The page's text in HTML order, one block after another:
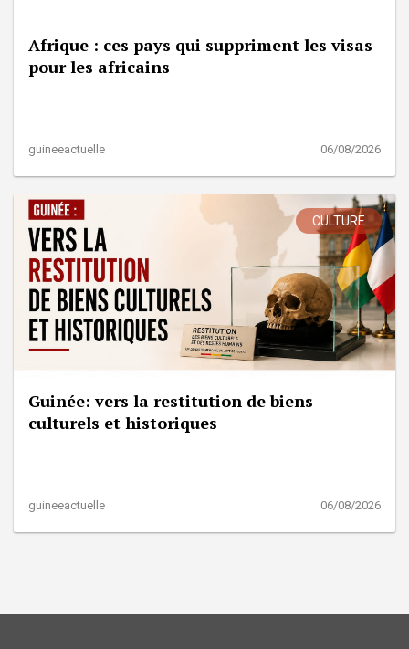
Afrique : ces pays qui suppriment les visas
pour les africains
guineeactuelle 06/08/2026
CULTURE
Guinée: vers la restitution de biens
culturels et historiques
guineeactuelle 06/08/2026